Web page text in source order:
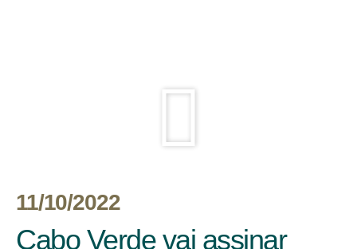
11/10/2022
Cabo Verde vai assinar